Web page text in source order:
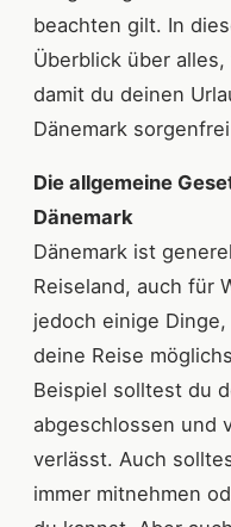
beachten gilt. In
Überblick über
damit du deinen
Dänemark
Die allgemeine
Dänemark
Dänemark ist
Reiseland, auch für
jedoch einige
deine Reise
Beispiel solltest du
abgeschlossen und
verlässt. Auch
immer mitnehmen